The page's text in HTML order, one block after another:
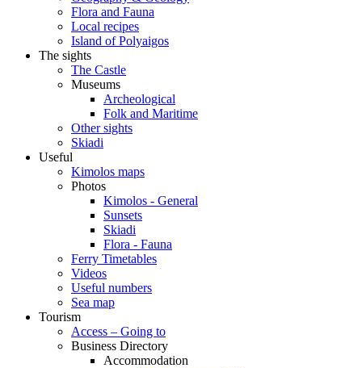
Flora and Fauna
Local recipes
Island of Polyaigos
The sights
The Castle
Museums
Archeological
Folk and Maritime
Other sights
Skiadi
Useful
Kimolos maps
Photos
Kimolos - General
Sunsets
Skiadi
Flora - Fauna
Ferry Timetables
Videos
Useful numbers
Sea map
Tourism
Access – Going to
Business Directory
Accommodation